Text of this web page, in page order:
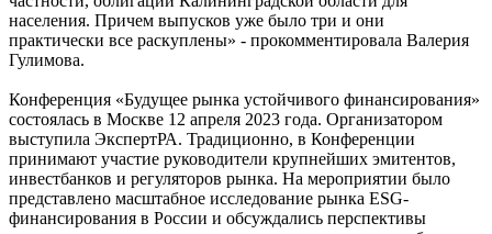
населения. Причем выпусков уже было три и они
практически все раскуплены» - прокомментировала Валерия
Гулимова.
Конференция «Будущее рынка устойчивого финансирования»
состоялась в Москве 12 апреля 2023 года. Организатором
выступила ЭкспертРА. Традиционно, в Конференции
принимают участие руководители крупнейших эмитентов,
инвестбанков и регуляторов рынка. На мероприятии было
представлено масштабное исследование рынка ESG-
финансирования в России и обсуждались перспективы